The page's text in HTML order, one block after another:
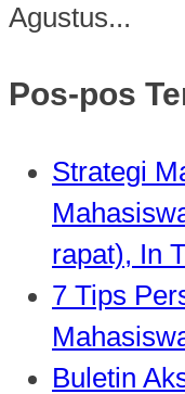
Agustus...
Pos-pos
Strategi
rapat), In
7 Tips
Buletin